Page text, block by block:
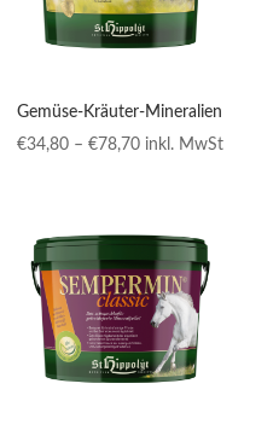
Gemüse-Kräuter-Mineralien
€34,80 –€78,70Preisspanne:
€78,70
inkl. MwSt